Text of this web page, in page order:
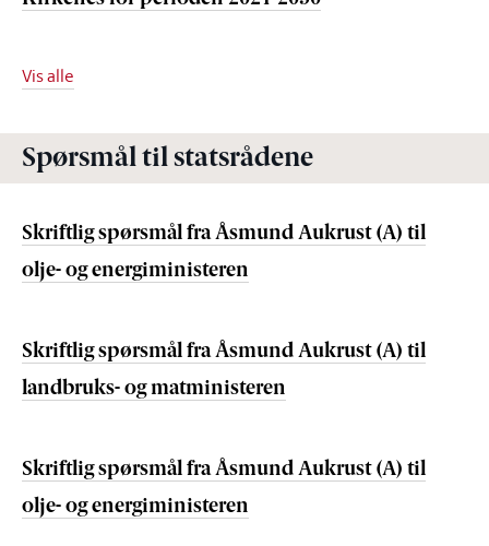
Vis alle
Spørsmål til statsrådene
Skriftlig spørsmål fra Åsmund Aukrust (A) til
olje- og energiministeren
Skriftlig spørsmål fra Åsmund Aukrust (A) til
landbruks- og matministeren
Skriftlig spørsmål fra Åsmund Aukrust (A) til
olje- og energiministeren